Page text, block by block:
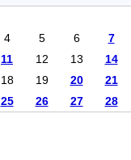
4 5 6 7
11 12 13 14
18 19 20 21
25 26 27 28